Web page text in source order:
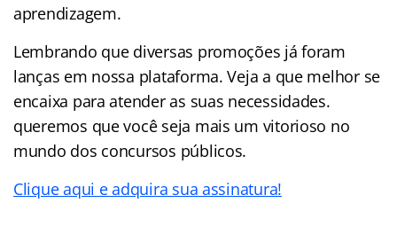
aprendizagem.
Lembrando que diversas promoções já foram
lanças em nossa plataforma. Veja a que melhor se
encaixa para atender as suas necessidades.
queremos que você seja mais um vitorioso no
mundo dos concursos públicos.
Clique aqui e adquira sua assinatura!